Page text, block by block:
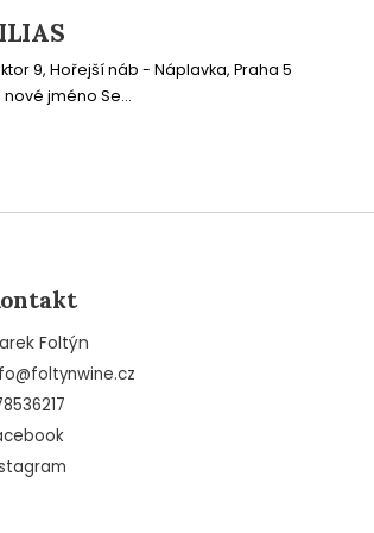
9, Hořejší náb - Náplavka, Praha 5
nové jméno Se...
Foltýn
@foltynwine.cz